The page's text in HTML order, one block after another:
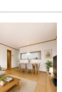
ア
アの新築一戸建
アの中古一戸建
のマンション